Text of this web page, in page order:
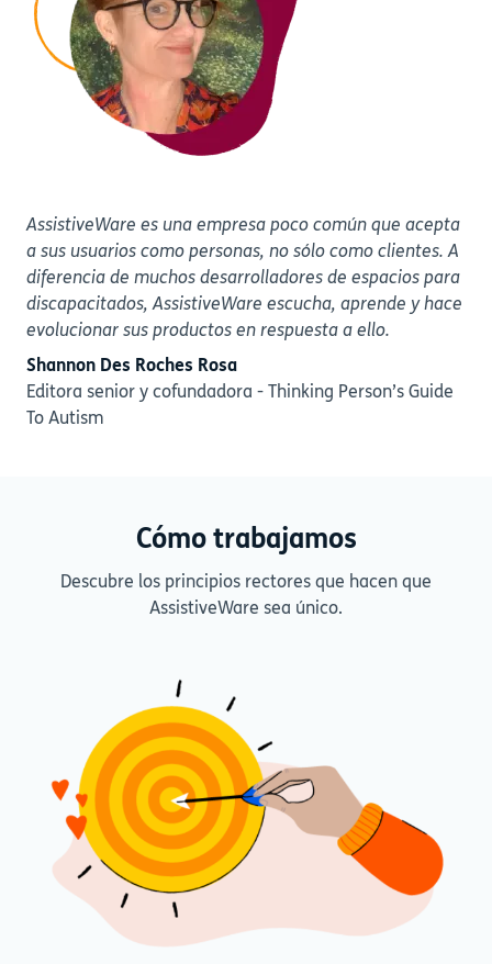
AssistiveWare es una empresa poco común que acepta
a sus usuarios como personas, no sólo como clientes. A
diferencia de muchos desarrolladores de espacios para
discapacitados, AssistiveWare escucha, aprende y hace
evolucionar sus productos en respuesta a ello.
Shannon Des Roches Rosa
Editora senior y cofundadora - Thinking Person’s Guide
To Autism
Cómo trabajamos
Descubre los principios rectores que hacen que
AssistiveWare sea único.